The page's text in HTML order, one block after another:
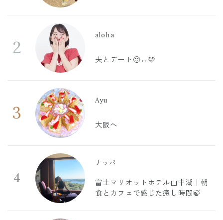
2
aloha
夫とデート🙂‍↔️🩷
3
Ayu
大阪へ
4
ナッパ
富士マリオットホテル山中湖｜朝
食とカフェで感じた癒し時間🍃